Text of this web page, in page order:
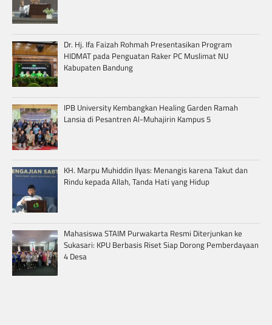
Dr. Hj. Ifa Faizah Rohmah Presentasikan Program
HIDMAT pada Penguatan Raker PC Muslimat NU
Kabupaten Bandung
IPB University Kembangkan Healing Garden Ramah
Lansia di Pesantren Al-Muhajirin Kampus 5
KH. Marpu Muhiddin Ilyas: Menangis karena Takut dan
Rindu kepada Allah, Tanda Hati yang Hidup
Mahasiswa STAIM Purwakarta Resmi Diterjunkan ke
Sukasari: KPU Berbasis Riset Siap Dorong Pemberdayaan
4 Desa